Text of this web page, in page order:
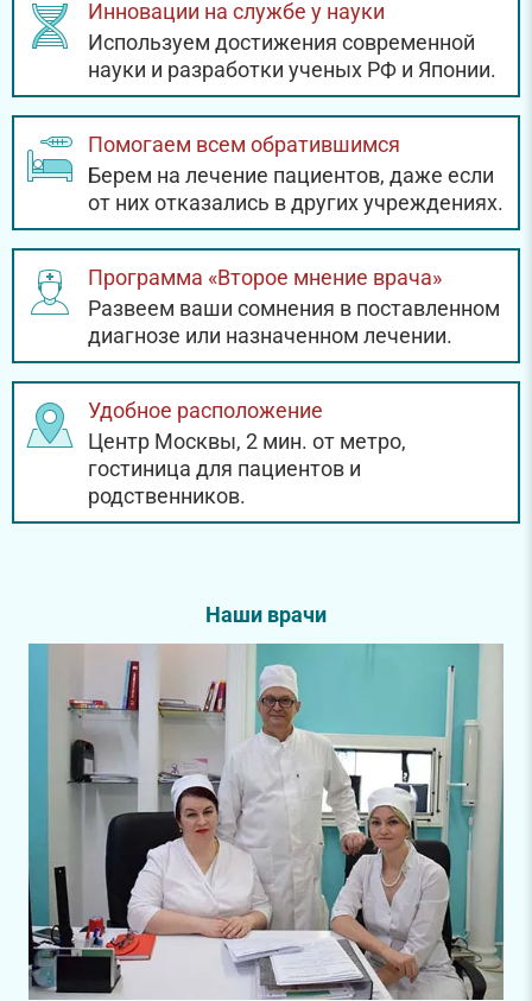
Инновации на службе у науки
Используем достижения современной
науки и разработки ученых РФ и Японии.
Помогаем всем обратившимся
Берем на лечение пациентов, даже если
от них отказались в других учреждениях.
Программа «Второе мнение врача»
Развеем ваши сомнения в поставленном
диагнозе или назначенном лечении.
Удобное расположение
Центр Москвы, 2 мин. от метро,
гостиница для пациентов и
родственников.
Наши врачи